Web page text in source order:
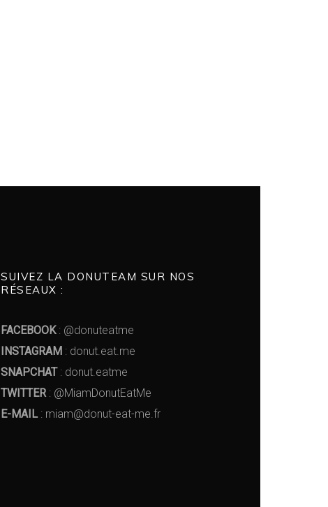
SUIVEZ LA DONUTEAM SUR NOS
RÉSEAUX :
FACEBOOK: @donuteatme
INSTAGRAM : donut.eat.me
SNAPCHAT: donut.eatme
TWITTER: @MiamDonutEatMe
E-MAIL: miam@donut-eat-me.fr